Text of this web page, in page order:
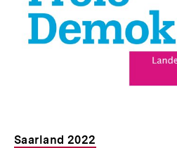
Saarland 2022